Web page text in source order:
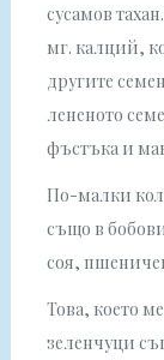
сусамов
мг. калций,
другите
лененото
фъстъка и
По-малки
също в
соя,
Това, което
зеленчуци